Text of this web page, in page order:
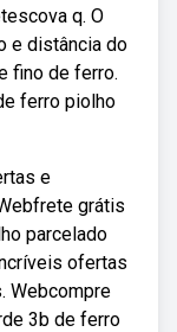
q. O
e distância do
fino de ferro.
ferro piolho
e
grátis
parcelado
ofertas
Webcompre
3b de ferro